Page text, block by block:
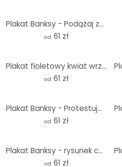
Plakat Banksy - Podążaj za marzeniami
od 61 zł
Plakat fioletowy kwiat wrzosu w ciepłym świetle - Annie
od 61 zł
Plakat Banksy - Protestujące ptaki
od 61 zł
Plakat Banksy - rysunek chłopców
od 61 zł